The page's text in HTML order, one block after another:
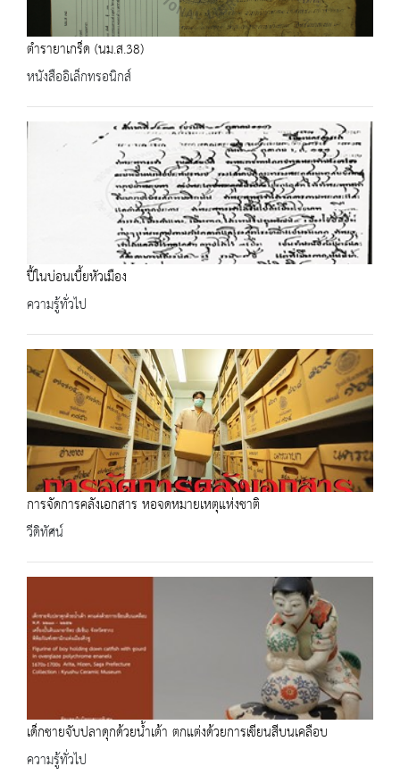
ตำรายาเกร็ด (นม.ส.38)
หนังสืออิเล็กทรอนิกส์
ปี้ในบ่อนเบี้ยหัวเมือง
ความรู้ทั่วไป
การจัดการคลังเอกสาร หอจดหมายเหตุแห่งชาติ
วีดิทัศน์
เด็กชายจับปลาดุกด้วยน้ำเต้า ตกแต่งด้วยการเขียนสีบนเคลือบ
ความรู้ทั่วไป